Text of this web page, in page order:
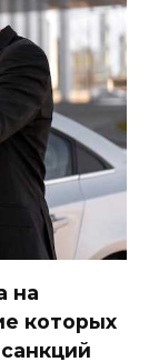
на
которых